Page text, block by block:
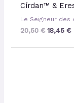
Círdan™ &
Le Seigneur des
20,50€ 18,45 €